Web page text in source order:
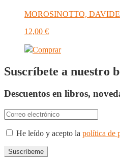
MOROSINOTTO, DAVIDE
12,00 €
Comprar
Suscríbete a nuestro
Descuentos en libros,
He leído y acepto la política de